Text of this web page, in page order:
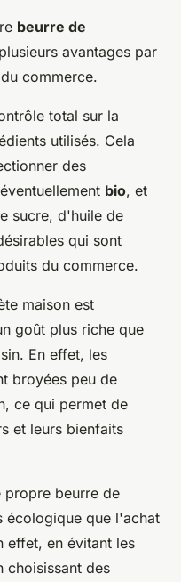
beurre de
avantages par
commerce.
total sur la
utilisés. Cela
des
bio, et
sucre, d'huile de
qui sont
du commerce.
maison est
goût plus riche que
En effet, les
broyées peu de
ce qui permet de
et leurs bienfaits
propre beurre de
écologique que l'achat
effet, en évitant les
choisissant des